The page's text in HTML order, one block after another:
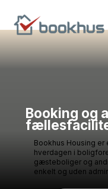
Booking og
Bookhus Housing er
hverdagen i
gæsteboliger og
enkelt og uden